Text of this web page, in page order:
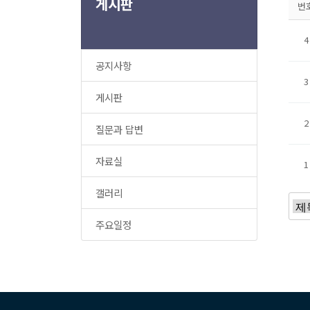
공지사항
게시판
질문과 답변
자료실
갤러리
주요일정
번
4
3
2
1